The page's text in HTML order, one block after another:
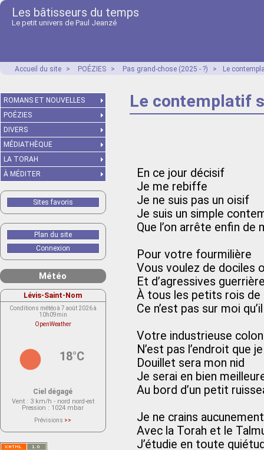
Les bâtisseurs du temps
Le petit univers de Paul Jeanzé
Accueil du site > POÉZIES > Pas grand-chose (2025 - ?) > Le
Le contemplatif
En ce jour décisif
Je me rebiffe
Je ne suis pas un oisif
Je suis un simple
Que l’on arrête enfin de
Pour votre fourmilière
Vous voulez de dociles
Et d’agressives
À tous les petits rois de
Ce n’est pas sur moi
Votre industrieuse
N’est pas l’endroit que
Douillet sera mon nid
Je serai en bien
Au bord d’un petit
Je ne crains
Avec la Torah et le
J’étudie en toute
ROMANS ET NOUVELLES
POÉZIES
DIVERS
MÉDIATHÈQUE
LA TORAH
À MÉDITER
Sites favoris
Plan du site
Connexion
Météo
Lévis-Saint-Nom
Conditions météo à 7 août 2026 à
10h09min
OpenWeather
18°C
Ciel dégagé
Vent : 3 km/h - nord nord-est
Pression : 1024 mbar
Prévisions >>
actuellement aucune prévision
Saint-Nom.